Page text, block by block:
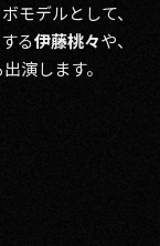
モデルとして、
る伊藤桃々や、
演します。